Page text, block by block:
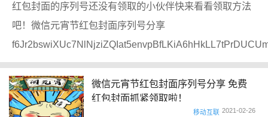
红包封面的序列号还没有领取的小伙伴快来看看领取方法
吧！微信元宵节红包封面序列号分享
微信元宵节红包封面序列号分享 免费
红包封面抓紧领取啦！
移动互联 2021-02-26